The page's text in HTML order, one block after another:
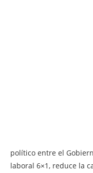
político entre el
laboral 6×1, reduce la